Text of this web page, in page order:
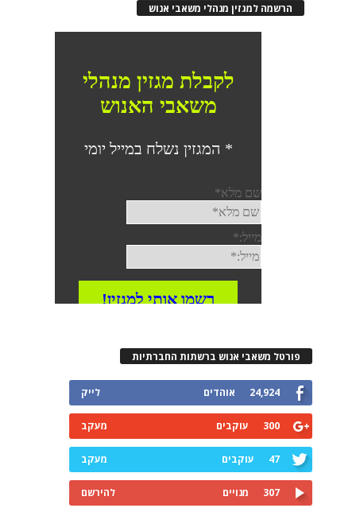
הרשמה למגזין מנהלי משאבי אנוש
פורטל משאבי אנוש ברשתות החברתיות
24,924 אוהדים לייק
300 עוקבים מעקב
47 עוקבים מעקב
307 מנויים להירשם